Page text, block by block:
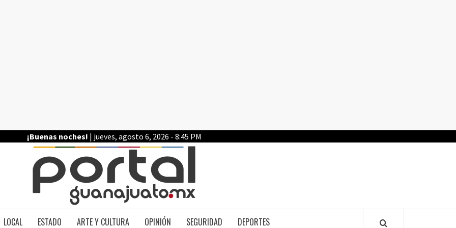
¡Buenas noches! | jueves, agosto 6, 2026 - 8:45 PM
LOCAL ESTADO ARTE Y CULTURA OPINIÓN SEGURIDAD DEPORTES